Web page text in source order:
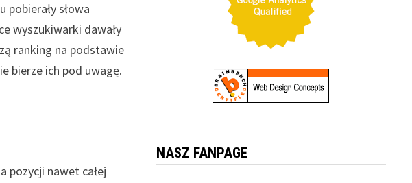
słowa
wyszukiwarki dawały
ranking na podstawie
bierze ich pod uwagę.
pozycji nawet całej
NASZ FANPAGE